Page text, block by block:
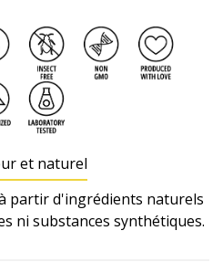
et naturel
partir d'ingrédients naturels
ni substances synthétiques.